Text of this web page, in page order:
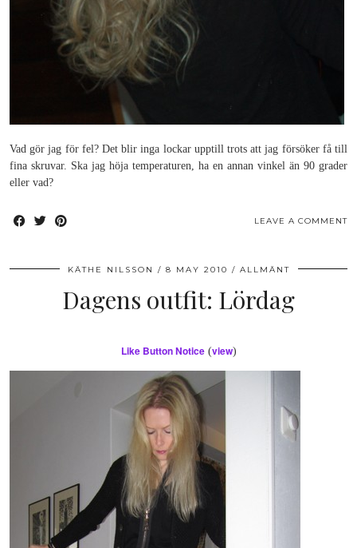
Vad gör jag för fel? Det blir inga lockar upptill trots att jag försöker få till
fina skruvar. Ska jag höja temperaturen, ha en annan vinkel än 90 grader
eller vad?
LEAVE A COMMENT
KÄTHE NILSSON 8 MAY 2010 ALLMÄNT
Dagens outfit: Lördag
Like Button Notice(view)